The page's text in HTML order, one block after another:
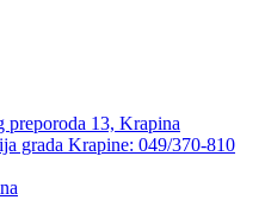
preporoda 13, Krapina
grada Krapine: 049/370-810